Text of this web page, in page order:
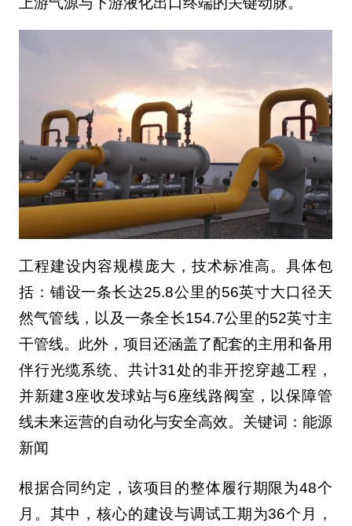
工程建设内容规模庞大，技术标准高。具体包
括：铺设一条长达25.8公里的56英寸大口径天
然气管线，以及一条全长154.7公里的52英寸主
干管线。此外，项目还涵盖了配套的主用和备用
伴行光缆系统、共计31处的非开挖穿越工程，
并新建3座收发球站与6座线路阀室，以保障管
线未来运营的自动化与安全高效。关键词：能源
新闻
根据合同约定，该项目的整体履行期限为48个
月。其中，核心的建设与调试工期为36个月，